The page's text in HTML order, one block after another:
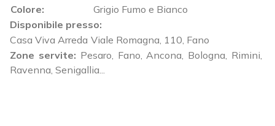
Colore:
Grigio Fumo e Bianco
Disponibile presso:
Casa Viva Arreda Viale Romagna, 110 Fano
Zone servite: Pesaro, Fano, Ancona, Bologna, Rimini,
Ravenna, Senigallia...